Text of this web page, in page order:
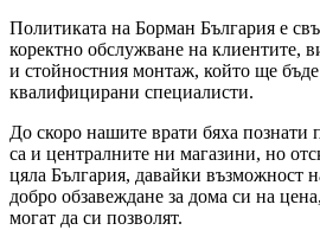
Политиката на Борман България е
коректно обслужване на клиентите,
и стойностния монтаж, който ще
квалифицирани специалисти.
До скоро нашите врати бяха познати
са и централните ни магазини, но
цяла България, давайки възможност
добро обзавеждане за дома си на
могат да си позволят.